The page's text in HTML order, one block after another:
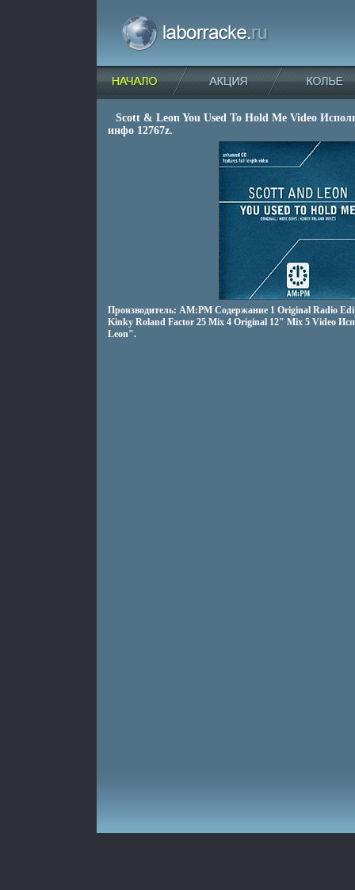
Scott & Leon You Used To Hold Me Video
инфо 12767z.
Производитель: AM:PM Содержание 1 Original Radio
Kinky Roland Factor 25 Mix 4 Original 12" Mix 5 Video
Leon".